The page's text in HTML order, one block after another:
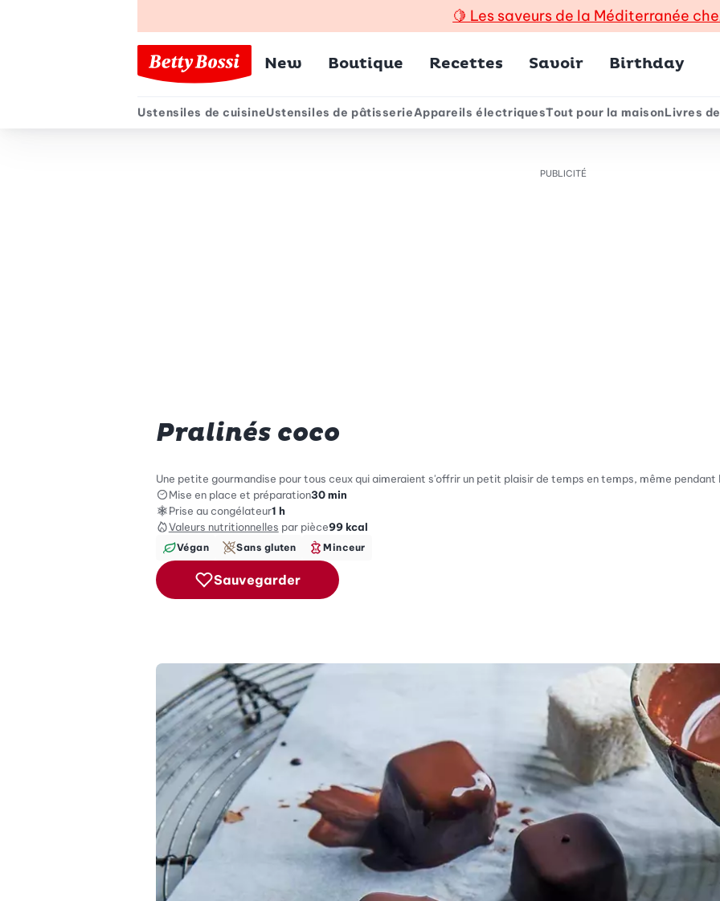
🍋 Les saveurs de la Méditerranée
Menu principal
New Boutique Recettes Savoir Birthday
Menu secondaire
Ustensiles de cuisineUstensiles de pâtisserieAppareils électriquesTout pour la maisonLivres
PUBLICITÉ
Pralinés coco
Une petite gourmandise pour tous ceux qui aimeraient s'offrir un petit plaisir de temps en temps, même pendant
Mise en place et préparation30 min
Prise au congélateur1 h
Valeurs nutritionnelles par pièce99 kcal
Végan Sans gluten Minceur
Sauvegarder